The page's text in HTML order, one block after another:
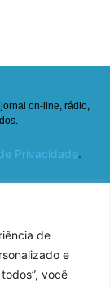
de
e
você
on-line, rádio,
Privacidade.